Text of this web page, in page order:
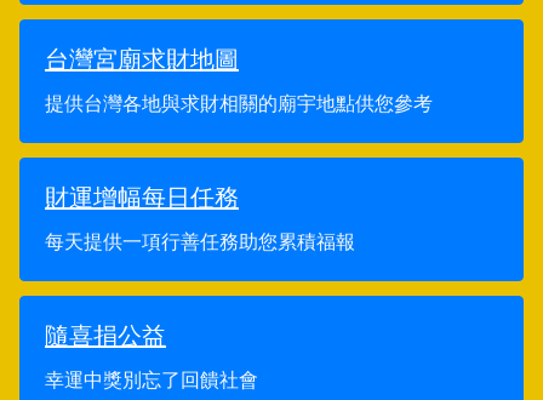
台灣宮廟求財地圖
提供台灣各地與求財相關的廟宇地點供您參考
財運增幅每日任務
每天提供一項行善任務助您累積福報
隨喜捐公益
幸運中獎別忘了回饋社會